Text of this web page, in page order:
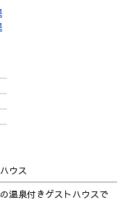
ウス
温泉付きゲストハウスで